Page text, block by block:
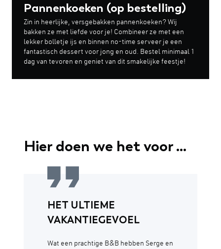
Pannenkoeken (op bestelling)
Zin in heerlijke, versgebakken pannenkoeken? Wij
bakken ze met liefde voor je! Combineer ze met een
lekker bolletje ijs en binnen no-time serveer je een
fantastisch dessert voor jong en oud. Bestel minimaal 1
dag van tevoren en geniet van dit smakelijke feestje!
Hier doen we het voor ...
HET ULTIEME
VAKANTIEGEVOEL
Wat een prachtige B&B hebben Serge en